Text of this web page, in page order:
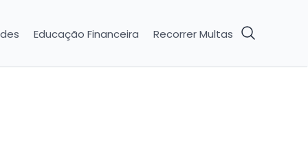
Educação Financeira Recorrer Multas